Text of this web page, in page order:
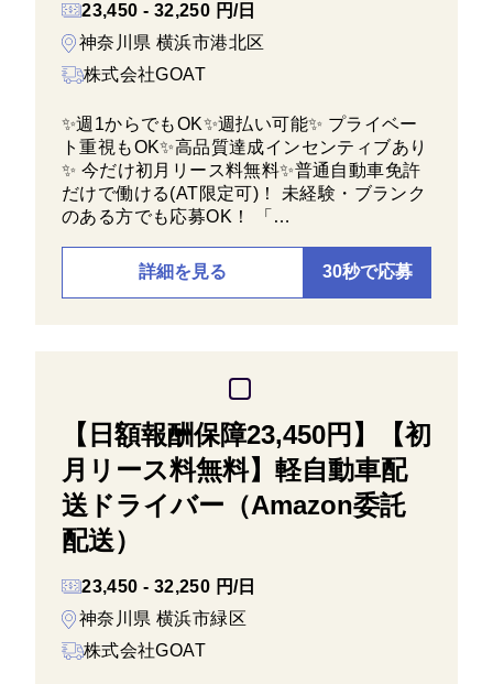
23,450 - 32,250 円/日
神奈川県 横浜市港北区
株式会社GOAT
✨週1からでもOK✨週払い可能✨ プライベー
ト重視もOK✨高品質達成インセンティブあり
✨ 今だけ初月リース料無料✨普通自動車免許
だけで働ける(AT限定可)！ 未経験・ブランク
のある方でも応募OK！ 「…
詳細を見る 30秒で応募
【日額報酬保障23,450円】【初
月リース料無料】軽自動車配
送ドライバー（Amazon委託
配送）
23,450 - 32,250 円/日
神奈川県 横浜市緑区
株式会社GOAT